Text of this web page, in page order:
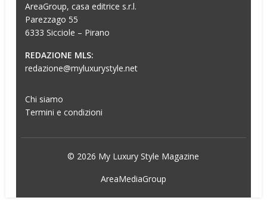
AreaGroup, casa editrice s.r.l.
Parezzago 55
6333 Sicciole – Pirano
REDAZIONE MLS:
redazione@myluxurystyle.net
Chi siamo
Termini e condizioni
© 2026 My Luxury Style Magazine
AreaMediaGroup